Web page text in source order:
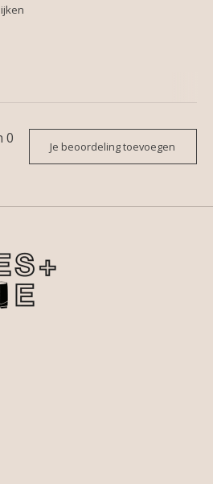
0
Je beoordeling toevoegen